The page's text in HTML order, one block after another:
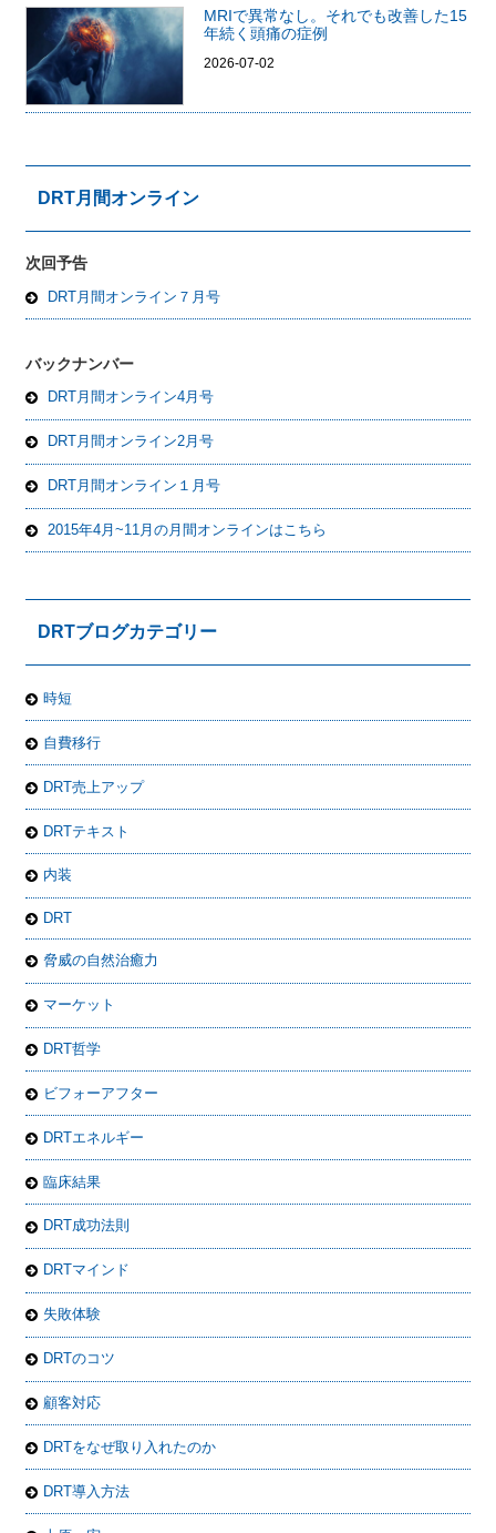
MRIで異常なし。それでも改善した15
年続く頭痛の症例
2026-07-02
DRT月間オンライン
次回予告
DRT月間オンライン７月号
バックナンバー
DRT月間オンライン4月号
DRT月間オンライン2月号
DRT月間オンライン１月号
2015年4月~11月の月間オンラインはこちら
DRTブログカテゴリー
時短
自費移行
DRT売上アップ
DRTテキスト
内装
DRT
脅威の自然治癒力
マーケット
DRT哲学
ビフォーアフター
DRTエネルギー
臨床結果
DRT成功法則
DRTマインド
失敗体験
DRTのコツ
顧客対応
DRTをなぜ取り入れたのか
DRT導入方法